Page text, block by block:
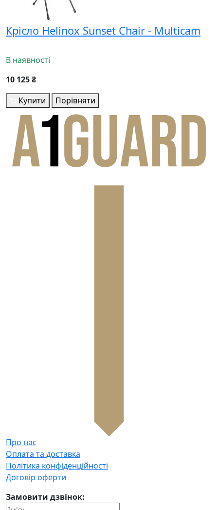
Крісло Helinox Sunset Chair - Multicam
В наявності
10 125 ₴
Купити
Порівняти
Про нас
Оплата та доставка
Політика конфіденційності
Договір оферти
Замовити дзвінок: